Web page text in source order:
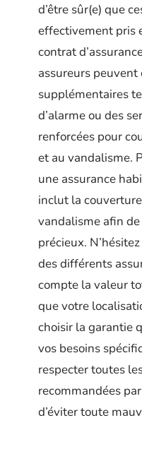
d’être sûr(e) que
effectivement pris
contrat
assureurs
supplémentaires
d’alarme ou des
renforcées pour
et au vandalisme.
une assurance
inclut la
vandalisme afin
précieux.
des différents
compte la valeur
que votre
choisir la garantie
vos besoins
respecter toutes
recommandées
d’éviter toute